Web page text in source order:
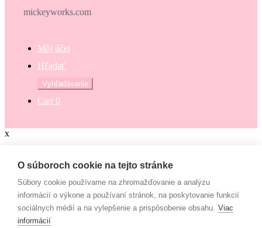
mickeyworks.com
Môj účet
Hľadať
Hľadať:
Vyhľadávanie
Cart 0
x
Zaokrúhli svoj nákup
Zaokrúhli svoj nákup a prispej na dobrú vec. Občianske združenie
Mamy v pohybe pomáha osamelým mamám, ktoré nemajú to šťastie
– mať pri sebe manžela, partnera či blízku rodinu, ktorí by im vedeli
pomôcť. Či už finančne alebo inak. “Lebo každá mama by mala
O súboroch cookie na tejto stránke
Súbory cookie používame na zhromažďovanie a analýzu
informácií o výkone a používaní stránok, na poskytovanie funkcií
sociálnych médií a na vylepšenie a prispôsobenie obsahu. Viac
informácií